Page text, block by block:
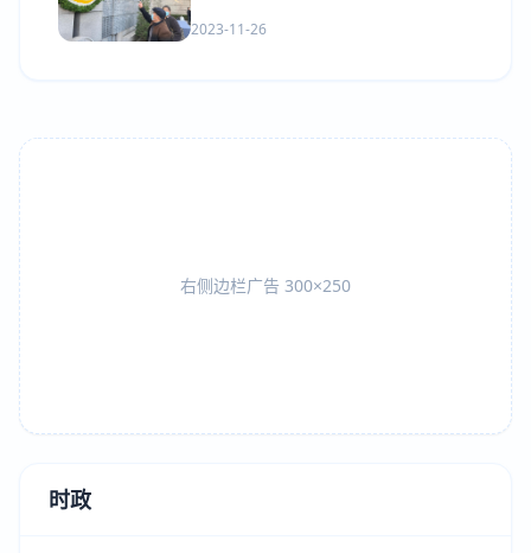
2023-11-26
右侧边栏广告 300×250
时政